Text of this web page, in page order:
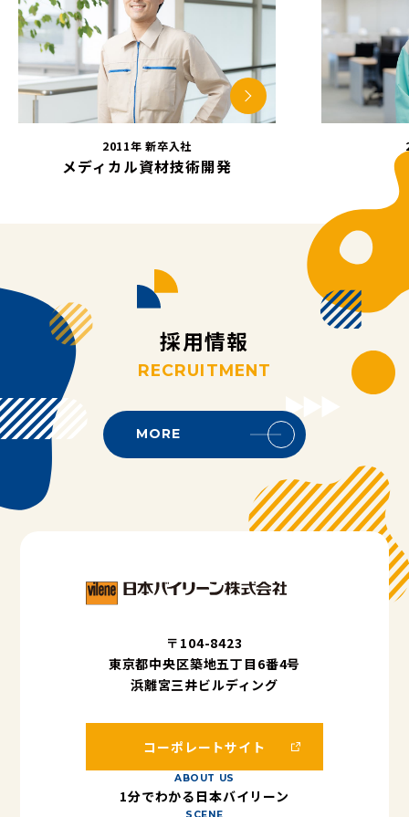
2011年 新卒入社
メディカル資材技術開発
採用情報
RECRUITMENT
MORE
〒104-8423
東京都中央区築地五丁目6番4号
浜離宮三井ビルディング
コーポレートサイト
ABOUT US
1分でわかる日本バイリーン